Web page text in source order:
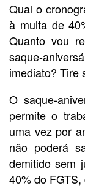
Qual o
à multa de
Quanto vou
saque-
imediato? Tire
O saque-
permite o
uma vez por
não poderá
demitido sem
40% do